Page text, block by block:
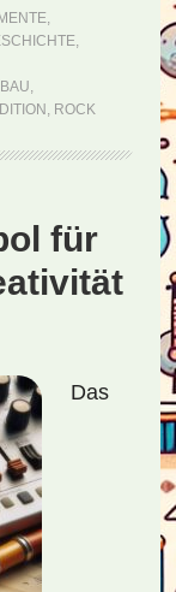
ein
kleines
Wunder
der
Musikwelt
,
,
,
, ROCK
für
Das